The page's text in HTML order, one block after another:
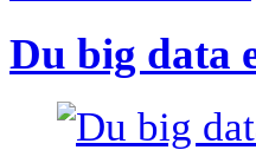
Du big data